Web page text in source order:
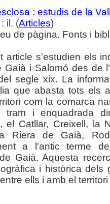
: estudis de la
il. (Articles)
de pàgina. Fonts i
article s'estudien els
Gaià i Salomó des de
segle xix. La
que abasta tots els
com la comarca
tram i enquadrada
el Catllar, Creixell, la
Riera de Gaià,
a l'antic terme
Gaià. Aquesta
i històrica
ells i amb el